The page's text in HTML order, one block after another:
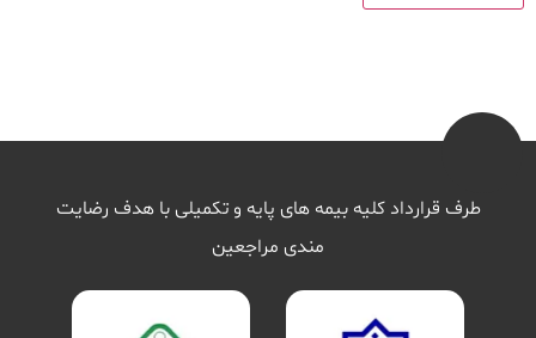
طرف قرارداد کلیه بیمه های پایه و تکمیلی با هدف رضایت
مندی مراجعین